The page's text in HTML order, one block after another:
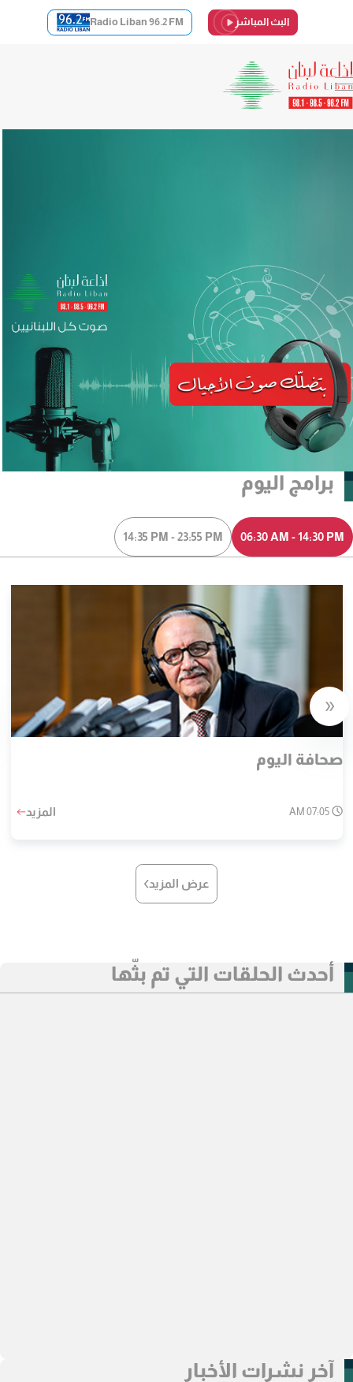
البث المباشر Radio Liban 96.2 FM
برامج اليوم
06:30 AM - 14:30 PM
14:35 PM - 23:55 PM
صحافة اليوم
07:05 AM المزيد
عرض المزيد
أحدث الحلقات التي تم بثّها
آخر نشرات الأخبار